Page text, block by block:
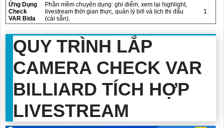
Ứng Dụng
Check
VAR Bida
Phần mềm chuyên dụng: ghi điểm, xem lại highlight,
livestream thời gian thực, quản lý bill và lịch thi đấu
(cài sẵn).
1
QUY TRÌNH LẮP
CAMERA CHECK VAR
BILLIARD TÍCH HỢP
LIVESTREAM